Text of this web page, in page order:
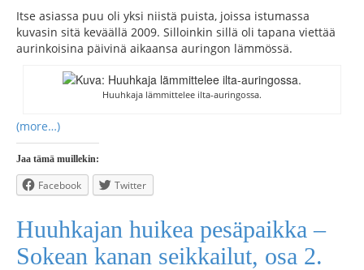
Itse asiassa puu oli yksi niistä puista, joissa istumassa
kuvasin sitä keväällä 2009. Silloinkin sillä oli tapana viettää
aurinkoisina päivinä aikaansa auringon lämmössä.
Huuhkaja lämmittelee ilta-auringossa.
(more…)
Jaa tämä muillekin:
Facebook Twitter
Huuhkajan huikea pesäpaikka –
Sokean kanan seikkailut, osa 2.